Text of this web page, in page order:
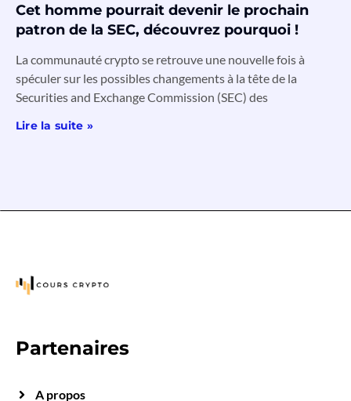
Cet homme pourrait devenir le prochain
patron de la SEC, découvrez pourquoi !
La communauté crypto se retrouve une nouvelle fois à
spéculer sur les possibles changements à la tête de la
Securities and Exchange Commission (SEC) des
Lire la suite »
Partenaires
A propos